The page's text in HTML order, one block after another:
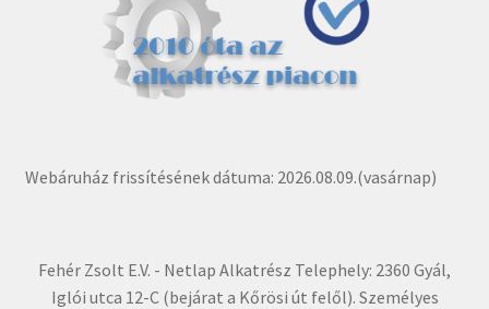
Webáruház frissítésének dátuma: 2026.08.09.(vasárnap)
Fehér Zsolt E.V. - Netlap Alkatrész Telephely: 2360 Gyál,
Iglói utca 12-C (bejárat a Kőrösi út felől). Személyes